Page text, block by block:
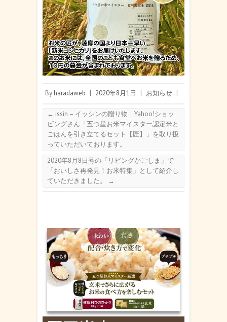
By haradaweb 2020年8月1日 お知らせ
← issin – イッシンの贈り物｜Yahoo!ショッ
ピングさん「五つ星お米マイスター認定米と
ごはんを引き立てるセット【匠】」を取り扱
っていただいております。
2020年8月8日号の「リビングかごしま」で
「おいしさ再発見！お米特集」として紹介し
ていただきました。
→